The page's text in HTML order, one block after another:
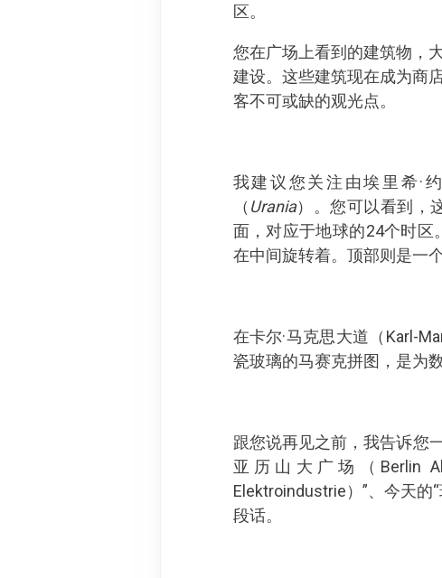
区。
您在广场上看到的建筑物，
建设。这些建筑现在成为商
客不可或缺的观光点。
我建议您关注由埃里希·
（ Urania）。您可以看到，
面，对应于地球的24个时区
在中间旋转着。顶部则是一
在卡尔·马克思大道（Karl-
瓷玻璃的马赛克拼图，是为
跟您说再见之前，我告诉您
亚历山大广场（Berlin
Elektroindustrie）”、今天的
段话。